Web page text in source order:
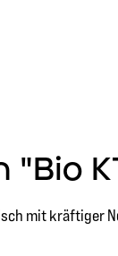
mit kräftiger